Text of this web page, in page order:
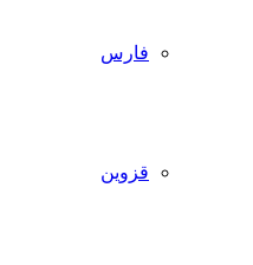
فارس
قزوین